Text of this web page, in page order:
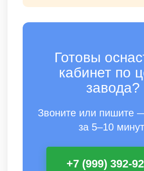
Готовы
кабинет по
завода?
Звоните или пишите
за 5–10
+7 (999) 392-